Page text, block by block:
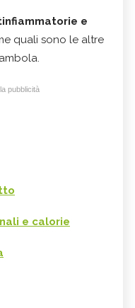
e
quali sono le altre
pubblicità
e calorie